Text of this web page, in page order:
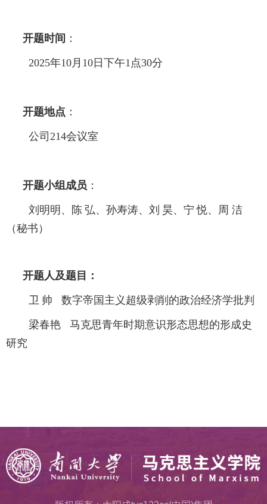
开题时间 ：
2025年10月 10 日下午1点30分
开题地点 ：
公司 214会议室
开题小组成员 ：
刘明明、 陈 弘、孙寿涛、刘 昊、宁 悦、周 洁
（秘书）
开题人及题目：
卫 帅 数字帝国主义超级剥削的政治经济学批判
梁春艳
马克思青年时期意识形态思想的形成史
研究